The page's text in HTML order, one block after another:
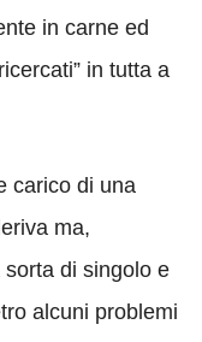
in carne ed
in tutta a
carico di una
ma,
sorta di singolo e
alcuni problemi